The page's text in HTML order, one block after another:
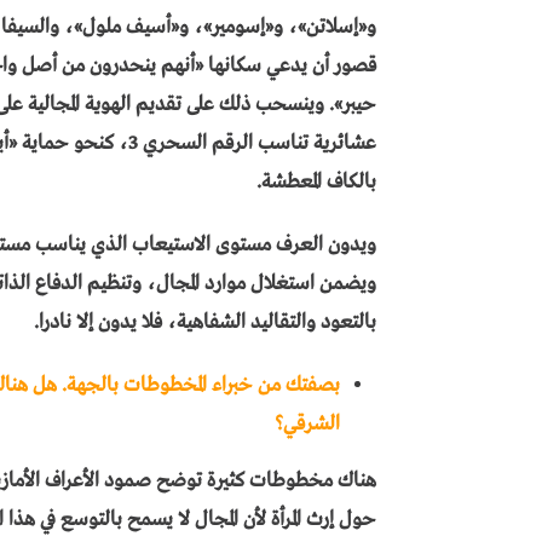
و«إسلاتن»، و«إسومير»، و«أسيف ملول»،
قصور أن يدعي سكانها «أنهم ينحدرون من أصل
حيبر». وينسحب ذلك على تقديم الهوية المجالية
عشائرية تناسب الرقم
بالكاف المعطشة.
ويدون العرف مستوى الاستيعاب الذي يناسب
ويضمن استغلال موارد المجال، وتنظيم الدفاع
بالتعود والتقاليد الشفاهية، فلا يدون إلا نادرا.
بصفتك من خبراء المخطوطات بالجهة. هل
الشرقي؟
هناك مخطوطات كثيرة توضح صمود الأعراف
حول إرث المرأة لأن المجال لا يسمح بالتوسع في